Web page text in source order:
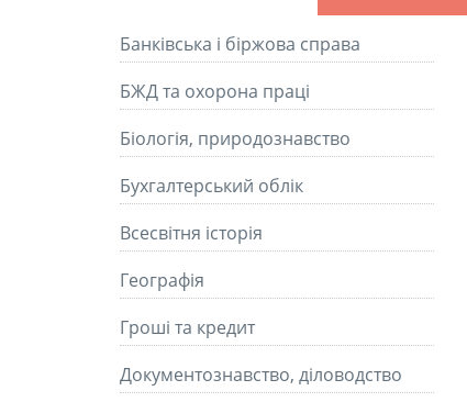
Банківська і біржова справа
БЖД та охорона праці
Біологія, природознавство
Бухгалтерський облік
Всесвітня історія
Географія
Гроші та кредит
Документознавство, діловодство